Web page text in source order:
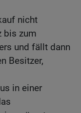
nicht
bis zum
und fällt dann
Besitzer,
in einer